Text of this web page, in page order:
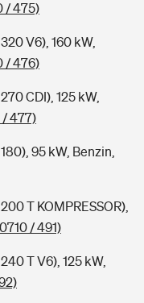
/ 475)
V6), 160 kW,
/ 476)
CDI), 125 kW,
/ 477)
95 kW, Benzin,
T KOMPRESSOR),
/ 491)
T V6), 125 kW,